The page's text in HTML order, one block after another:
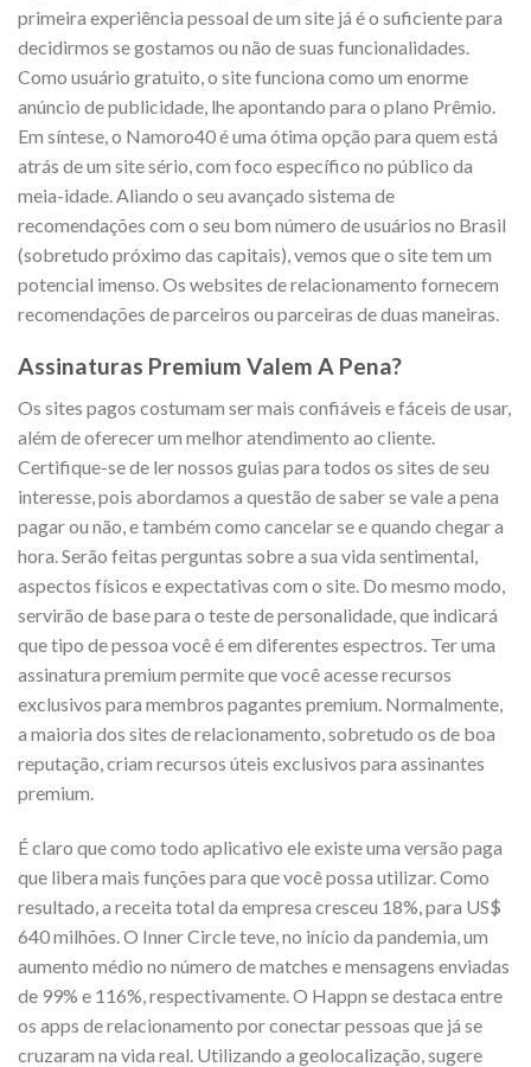
primeira experiência pessoal de um site já é o suficiente para
decidirmos se gostamos ou não de suas funcionalidades.
Como usuário gratuito, o site funciona como um enorme
anúncio de publicidade, lhe apontando para o plano Prêmio.
Em síntese, o Namoro40 é uma ótima opção para quem está
atrás de um site sério, com foco específico no público da
meia-idade. Aliando o seu avançado sistema de
recomendações com o seu bom número de usuários no Brasil
(sobretudo próximo das capitais), vemos que o site tem um
potencial imenso. Os websites de relacionamento fornecem
recomendações de parceiros ou parceiras de duas maneiras.
Assinaturas Premium Valem A Pena?
Os sites pagos costumam ser mais confiáveis e fáceis de usar,
além de oferecer um melhor atendimento ao cliente.
Certifique-se de ler nossos guias para todos os sites de seu
interesse, pois abordamos a questão de saber se vale a pena
pagar ou não, e também como cancelar se e quando chegar a
hora. Serão feitas perguntas sobre a sua vida sentimental,
aspectos físicos e expectativas com o site. Do mesmo modo,
servirão de base para o teste de personalidade, que indicará
que tipo de pessoa você é em diferentes espectros. Ter uma
assinatura premium permite que você acesse recursos
exclusivos para membros pagantes premium. Normalmente,
a maioria dos sites de relacionamento, sobretudo os de boa
reputação, criam recursos úteis exclusivos para assinantes
premium.
É claro que como todo aplicativo ele existe uma versão paga
que libera mais funções para que você possa utilizar. Como
resultado, a receita total da empresa cresceu 18%, para US$
640 milhões. O Inner Circle teve, no início da pandemia, um
aumento médio no número de matches e mensagens enviadas
de 99% e 116%, respectivamente. O Happn se destaca entre
os apps de relacionamento por conectar pessoas que já se
cruzaram na vida real. Utilizando a geolocalização, sugere